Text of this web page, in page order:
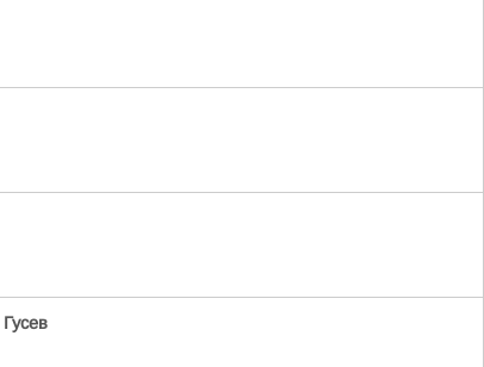
Гусев